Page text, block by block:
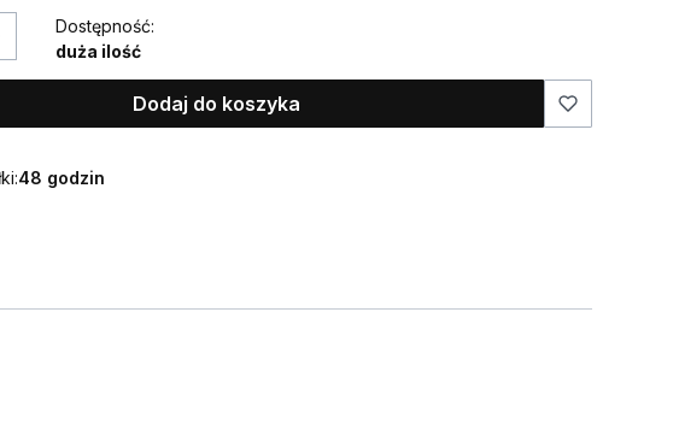
Dostępność:
duża ilość
Dodaj do koszyka
48 godzin